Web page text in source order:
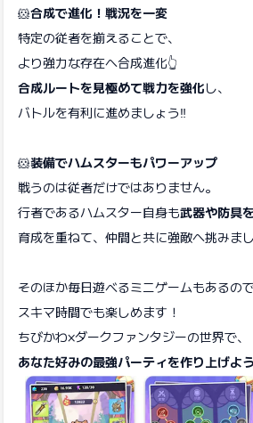
🐹合成で進化！戦況を一変
特定の従者を揃えることで、
より強力な存在へ合成進化👆
合成ルートを見極めて戦力を強化し、
バトルを有利に進めましょう‼️
🐹装備でハムスターもパワーアップ
戦うのは従者だけではありません。
行者であるハムスター自身も武器や防具
育成を重ねて、仲間と共に強敵へ挑みまし
そのほか毎日遊べるミニゲームもあるので
スキマ時間でも楽しめます！
ちびかわ×ダークファンタジーの世界で、
あなた好みの最強パーティを作り上げよ